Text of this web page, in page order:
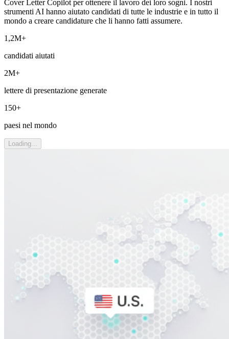
Cover Letter Copilot per ottenere il lavoro dei loro sogni. I nostri
strumenti AI hanno aiutato candidati di tutte le industrie e in tutto il
mondo a creare candidature che li hanno fatti assumere.
1,2M+
candidati aiutati
2M+
lettere di presentazione generate
150+
paesi nel mondo
Loading...